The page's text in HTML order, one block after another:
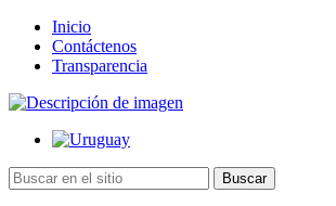
Inicio
Contáctenos
Transparencia